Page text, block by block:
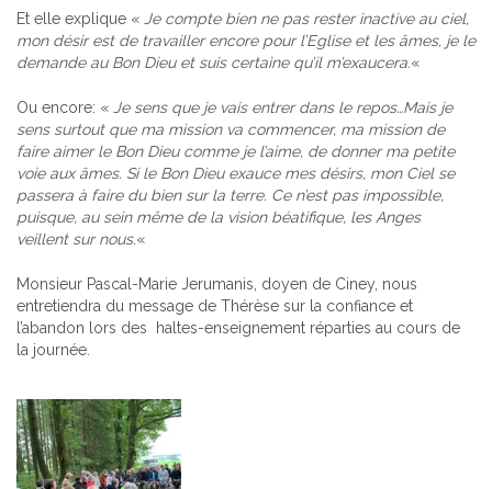
Et elle explique « Je compte bien ne pas rester inactive au ciel,
mon désir est de travailler encore pour l’Eglise et les âmes, je le
demande au Bon Dieu et suis certaine qu’il m’exaucera.«
Ou encore: « Je sens que je vais entrer dans le repos…Mais je
sens surtout que ma mission va commencer, ma mission de
faire aimer le Bon Dieu comme je l’aime, de donner ma petite
voie aux âmes. Si le Bon Dieu exauce mes désirs, mon Ciel se
passera à faire du bien sur la terre. Ce n’est pas impossible,
puisque, au sein même de la vision béatifique, les Anges
veillent sur nous.«
Monsieur Pascal-Marie Jerumanis, doyen de Ciney, nous
entretiendra du message de Thérèse sur la confiance et
l’abandon lors des haltes-enseignement réparties au cours de
la journée.